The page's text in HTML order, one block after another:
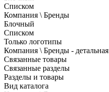
Списком
Компания \ Бренды
Блочный
Списком
Только логотипы
Компания \ Бренды - детальная
Связанные товары
Связанные разделы
Разделы и товары
Вид каталога